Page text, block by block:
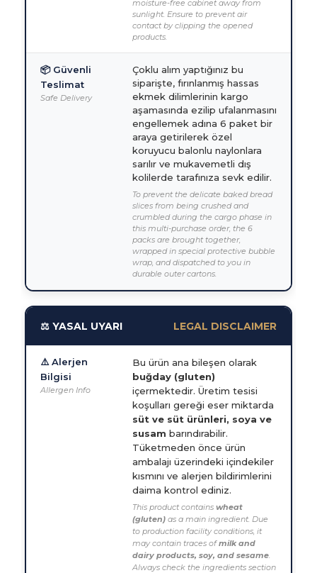
moisture-free cabinet away from
sunlight. Ensure to prevent air
contact by clipping the opened
products.
📦 Güvenli
Teslimat
Safe Delivery
Çoklu alım yaptığınız bu
siparişte, fırınlanmış hassas
ekmek dilimlerinin kargo
aşamasında ezilip ufalanmasını
engellemek adına 6 paket bir
araya getirilerek özel
koruyucu balonlu naylonlara
sarılır ve mukavemetli dış
kolilerde tarafınıza sevk edilir.
To prevent the delicate baked bread
slices from being crushed and
crumbled during the cargo phase in
this multi-purchase order, the 6
packs are brought together,
wrapped in special protective bubble
wrap, and dispatched to you in
durable outer cartons.
⚖️ YASAL UYARI LEGAL DISCLAIMER
⚠️ Alerjen
Bilgisi
Allergen Info
Bu ürün ana bileşen olarak
buğday (gluten)
içermektedir. Üretim tesisi
koşulları gereği eser miktarda
süt ve süt ürünleri, soya ve
susam barındırabilir.
Tüketmeden önce ürün
ambalajı üzerindeki içindekiler
kısmını ve alerjen bildirimlerini
daima kontrol ediniz.
This product contains wheat
(gluten) as a main ingredient. Due
to production facility conditions, it
may contain traces ofmilk and
dairy products, soy, and sesame.
Always check the ingredients section